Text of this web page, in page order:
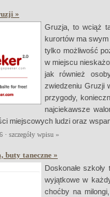
»
Gruzja, to wciąż
kurortów ma
tylko możliwość
w miejscu
jak również
zwiedzeniu Gruzji
przygody,
najciekawsze
miejscowych ludzi oraz
· szczegóły wpisu »
buty taneczne »
Doskonałe
wyjątkowe w
choćby na